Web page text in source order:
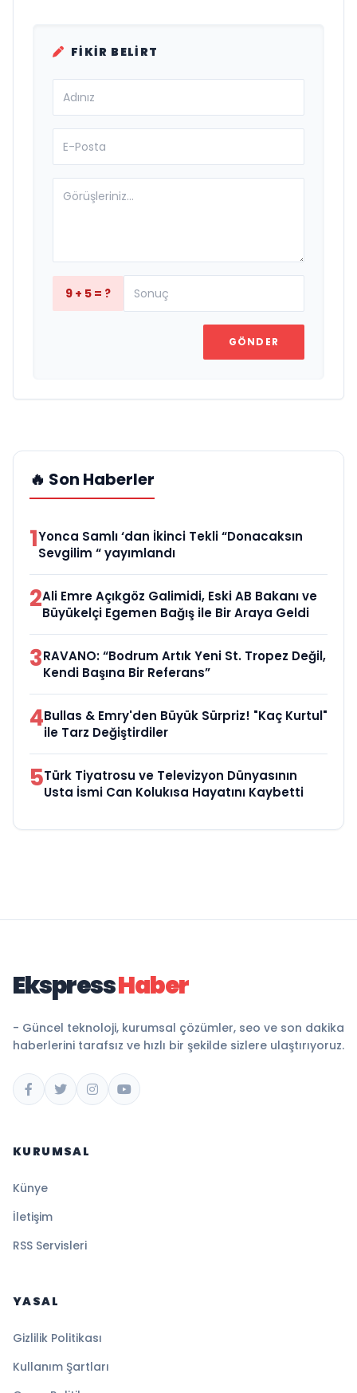
FIKIR BELIRT
9 + 5 = ?
GÖNDER
🔥 Son Haberler
1Yonca Samlı ‘dan İkinci Tekli “Donacaksın
Sevgilim “ yayımlandı
2Ali Emre Açıkgöz Galimidi, Eski AB Bakanı ve
Büyükelçi Egemen Bağış ile Bir Araya Geldi
3RAVANO: “Bodrum Artık Yeni St. Tropez Değil,
Kendi Başına Bir Referans”
4Bullas & Emry'den Büyük Sürpriz! "Kaç Kurtul"
ile Tarz Değiştirdiler
5Türk Tiyatrosu ve Televizyon Dünyasının
Usta İsmi Can Kolukısa Hayatını Kaybetti
EkspressHaber
- Güncel teknoloji, kurumsal çözümler, seo ve son dakika
haberlerini tarafsız ve hızlı bir şekilde sizlere ulaştırıyoruz.
KURUMSAL
Künye
İletişim
RSS Servisleri
YASAL
Gizlilik Politikası
Kullanım Şartları